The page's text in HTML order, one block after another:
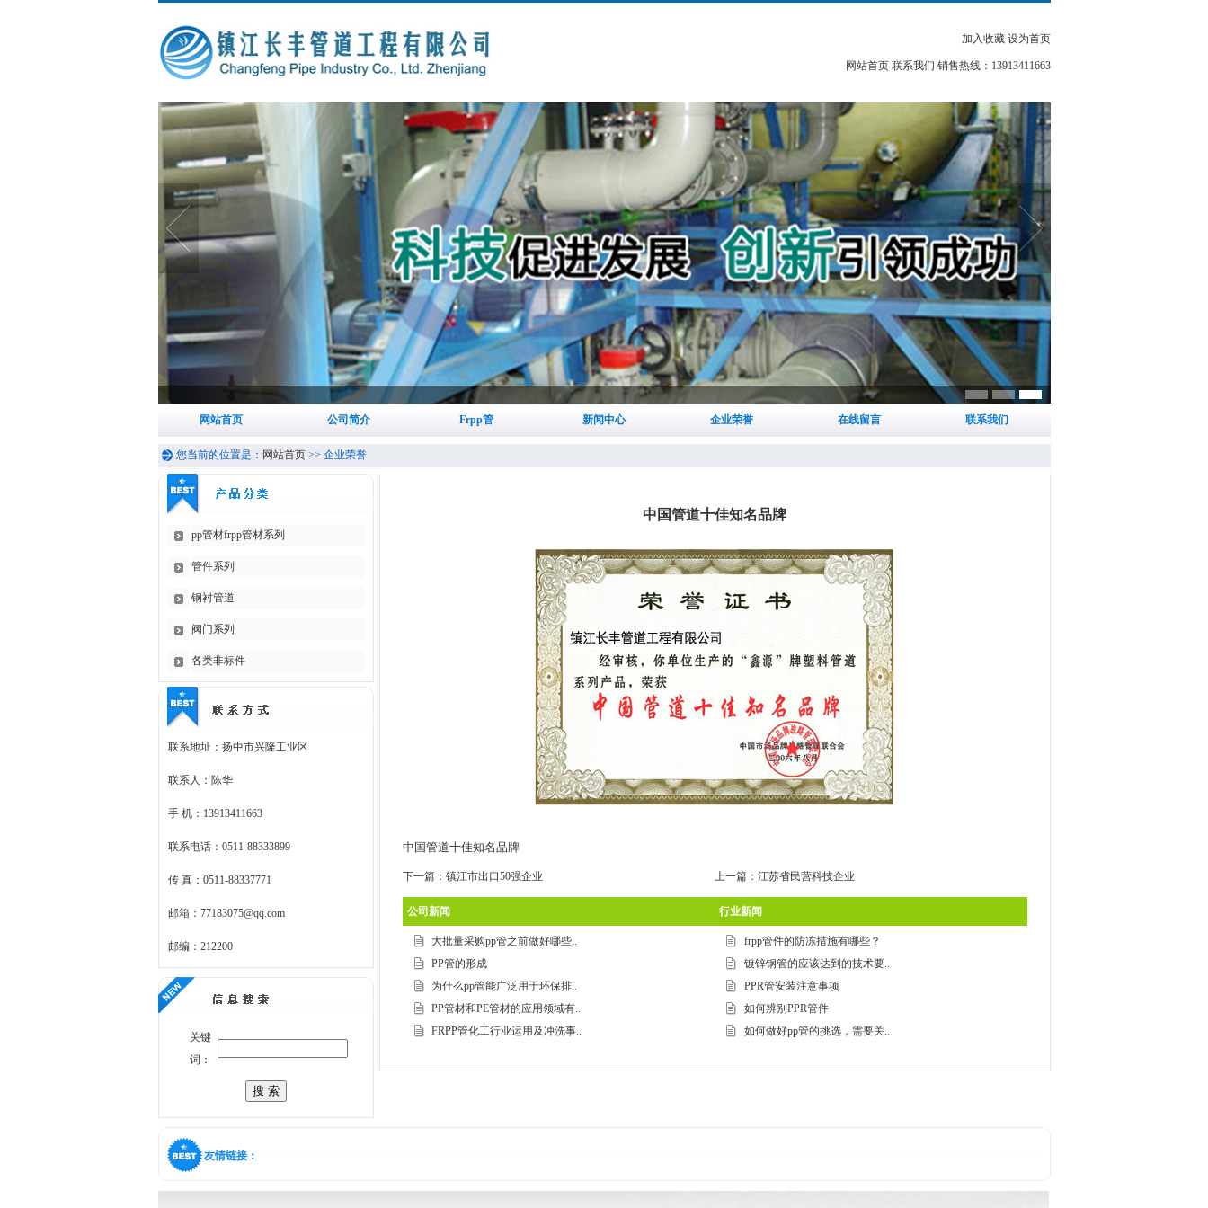
加入收藏 设为首页
网站首页 联系我们 销售热线：13913411663
网站首页 公司简介 Frpp管 新闻中心 企业荣誉 在线留言 联系我们
您当前的位置是： 网站首页>> 企业荣誉
pp管材frpp管材系列
管件系列
钢衬管道
阀门系列
各类非标件
联系地址：扬中市兴隆工业区
联系人：陈华
手 机：13913411663
联系电话：0511-88333899
传 真：0511-88337771
邮箱：77183075@qq.com
邮编：212200
关键
词：
中国管道十佳知名品牌
中国管道十佳知名品牌
下一篇： 镇江市出口50强企业 上一篇： 江苏省民营科技企业
公司新闻
大批量采购pp管之前做好哪些..
PP管的形成
为什么pp管能广泛用于环保排..
PP管材和PE管材的应用领域有..
FRPP管化工行业运用及冲洗事..
行业新闻
frpp管件的防冻措施有哪些？
镀锌钢管的应该达到的技术要..
PPR管安装注意事项
如何辨别PPR管件
如何做好pp管的挑选，需要关..
友情链接：